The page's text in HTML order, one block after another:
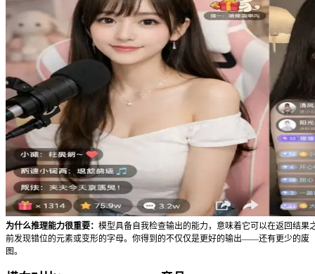
5 个真正值得关注的功能
这些是将 GPT Image 2 与旧版模型区分开来的核心能力。其
1. 短文字渲染
AI 图像模型的文字渲染从第一天起就是个难题。旧版
标签上的字母搞错，导致完全无法用于实际工作。根据我们的
处理短文字方面——标签、标题、UI 文案——比前代可靠得多
日文、韩文和印地文。最重要的一点：在提示词中用引号括
字。如果你的工作流涉及信息图表、标识标牌、产品标签或
本身就值得升级。